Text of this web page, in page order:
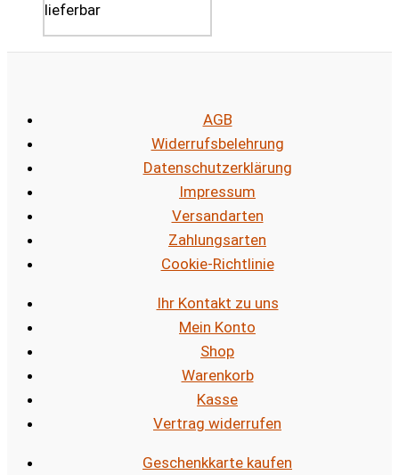
lieferbar
AGB
Widerrufsbelehrung
Datenschutzerklärung
Impressum
Versandarten
Zahlungsarten
Cookie-Richtlinie
Ihr Kontakt zu uns
Mein Konto
Shop
Warenkorb
Kasse
Vertrag widerrufen
Geschenkkarte kaufen